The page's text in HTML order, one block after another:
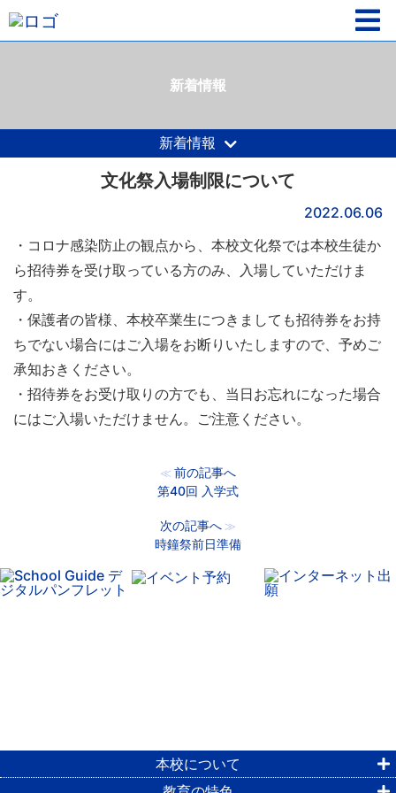
新着情報
新着情報
文化祭入場制限について
2022.06.06
・コロナ感染防止の観点から、本校文化祭では本校生徒か
ら招待券を受け取っている方のみ、入場していただけま
す。
・保護者の皆様、本校卒業生につきましても招待券をお持
ちでない場合にはご入場をお断りいたしますので、予めご
承知おきください。
・招待券をお受け取りの方でも、当日お忘れになった場合
にはご入場いただけません。ご注意ください。
≪ 前の記事へ
第40回 入学式
次の記事へ ≫
時鐘祭前日準備
本校について